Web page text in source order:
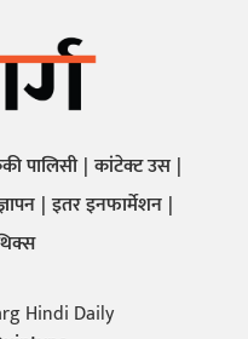
पालिसी कांटेक्ट उस
इतर इनफार्मेशन
Hindi Daily